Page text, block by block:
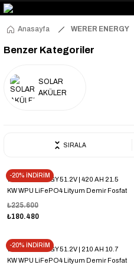
Anasayfa WERER ENERGY
Benzer Kategoriler
SOLAR
AKÜLER
SIRALA
-20% İNDİRİM
WERER ENERGY 51.2V | 420 AH 21.5
KW WPU LiFePO4 Lityum Demir Fosfat
Batarya/Akü – Bluetooth
₺180.480
₺225.600
-20% İNDİRİM
WERER ENERGY 51.2V | 210 AH 10.7
KW WPU LiFePO4 Lityum Demir Fosfat